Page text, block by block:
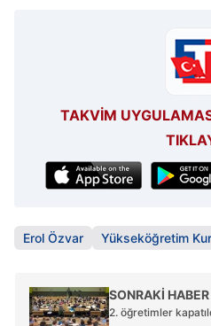
TAKVİM
Erol Özvar Yükseköğretim
SONRAKİ HABER
2. öğretimler